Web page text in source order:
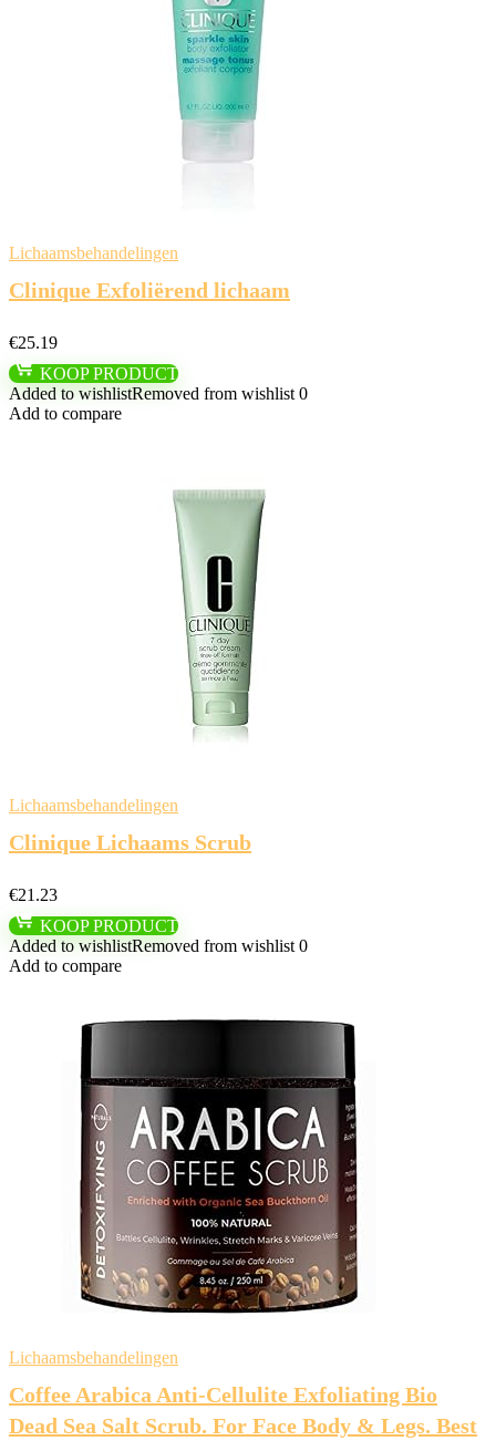
Lichaamsbehandelingen
Clinique Exfoliërend lichaam
€25.19
KOOP PRODUCT
Added to wishlistRemoved from wishlist 0
Add to compare
Lichaamsbehandelingen
Clinique Lichaams Scrub
€21.23
KOOP PRODUCT
Added to wishlistRemoved from wishlist 0
Add to compare
Lichaamsbehandelingen
Coffee Arabica Anti-Cellulite Exfoliating Bio
Dead Sea Salt Scrub. For Face Body & Legs. Best